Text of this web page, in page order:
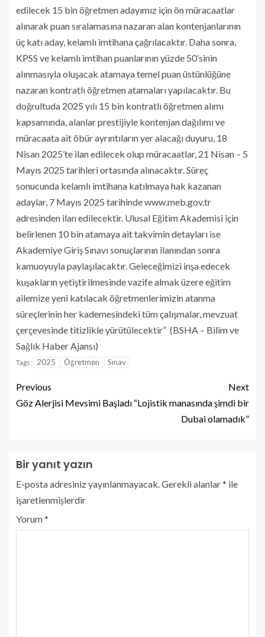
edilecek 15 bin öğretmen adayımız için ön müracaatlar
alınarak puan sıralamasına nazaran alan kontenjanlarının
üç katı aday, kelamlı imtihana çağrılacaktır. Daha sonra,
KPSS ve kelamlı imtihan puanlarının yüzde 50’sinin
alınmasıyla oluşacak atamaya temel puan üstünlüğüne
nazaran kontratlı öğretmen atamaları yapılacaktır. Bu
doğrultuda 2025 yılı 15 bin kontratlı öğretmen alımı
kapsamında, alanlar prestijiyle kontenjan dağılımı ve
müracaata ait öbür ayrıntıların yer alacağı duyuru, 18
Nisan 2025’te ilan edilecek olup müracaatlar, 21 Nisan – 5
Mayıs 2025 tarihleri ortasında alınacaktır. Süreç
sonucunda kelamlı imtihana katılmaya hak kazanan
adaylar, 7 Mayıs 2025 tarihinde www.meb.gov.tr
adresinden ilan edilecektir. Ulusal Eğitim Akademisi için
belirlenen 10 bin atamaya ait takvimin detayları ise
Akademiye Giriş Sınavı sonuçlarının ilanından sonra
kamuoyuyla paylaşılacaktır. Geleceğimizi inşa edecek
kuşakların yetiştirilmesinde vazife almak üzere eğitim
ailemize yeni katılacak öğretmenlerimizin atanma
süreçlerinin her kademesindeki tüm çalışmalar, mevzuat
çerçevesinde titizlikle yürütülecektir” (BSHA – Bilim ve
Sağlık Haber Ajansı)
Tags: 2025 Öğretmen Sınav
Previous
Göz Alerjisi Mevsimi Başladı
Next
“Lojistik manasında şimdi bir
Dubai olamadık”
Bir yanıt yazın
E-posta adresiniz yayınlanmayacak. Gerekli alanlar* ile
işaretlenmişlerdir
Yorum*